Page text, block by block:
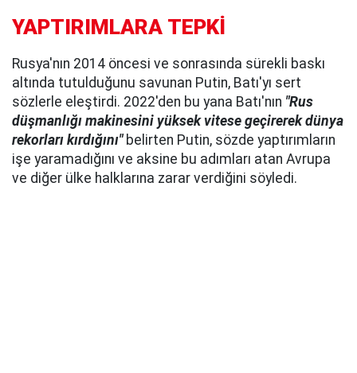
YAPTIRIMLARA TEPKİ
Rusya'nın 2014 öncesi ve sonrasında sürekli baskı
altında tutulduğunu savunan Putin, Batı'yı sert
sözlerle eleştirdi. 2022'den bu yana Batı'nın "Rus
düşmanlığı makinesini yüksek vitese geçirerek dünya
rekorları kırdığını"belirten Putin, sözde yaptırımların
işe yaramadığını ve aksine bu adımları atan Avrupa
ve diğer ülke halklarına zarar verdiğini söyledi.